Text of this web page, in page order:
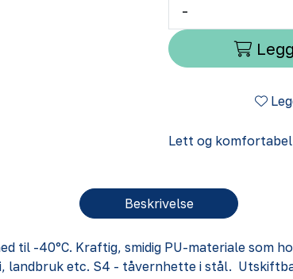
-
Lett og
Beskrivelse
-40°C. Kraftig, smidig PU-materiale som
landbruk etc. S4 - tåvernhette i stål.